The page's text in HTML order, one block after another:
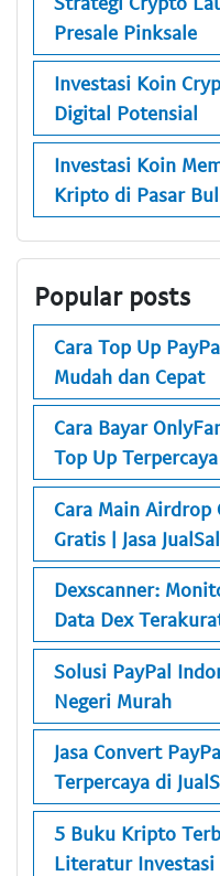
Presale Pinksale
Investasi Koin
Digital Potensial
Investasi Koin
Kripto di Pasar
Popular posts
Cara Top Up
Mudah dan Cepat
Cara Bayar
Top Up Terpercaya
Cara Main
Gratis | Jasa
Dexscanner:
Data Dex
Solusi PayPal
Negeri Murah
Jasa Convert
Terpercaya di
5 Buku Kripto
Literatur Investasi